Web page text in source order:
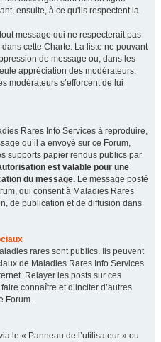
ensuite, à ce qu'ils respectent la
message qui ne respecterait pas
cette Charte. La liste ne pouvant
de message ou, dans les
appréciation des modérateurs.
modérateurs s’efforcent de lui
Rares Info Services à reproduire,
qu’il a envoyé sur ce Forum,
supports papier rendus publics par
est valable pour une
du message. Le message posté
qui consent à Maladies Rares
de publication et de diffusion dans
rares sont publics. Ils peuvent
de Maladies Rares Info Services
Relayer les posts sur ces
connaître et d’inciter d’autres
Forum.
le « Panneau de l’utilisateur » ou